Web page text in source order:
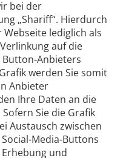
bei der
„Shariff“. Hierdurch
lediglich als
auf die
Button-Anbieters
werden Sie somit
Anbieter
Ihre Daten an die
Sie die Grafik
Austausch zwischen
Media-Buttons
und